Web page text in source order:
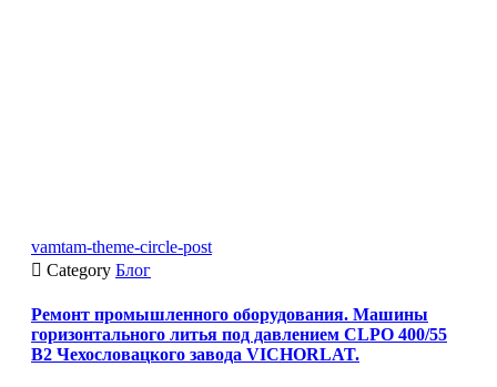
vamtam-theme-circle-post
 Category Блог
Ремонт промышленного оборудования. Машины
горизонтального литья под давлением CLPO 400/55
B2 Чехословацкого завода VICHORLAT.